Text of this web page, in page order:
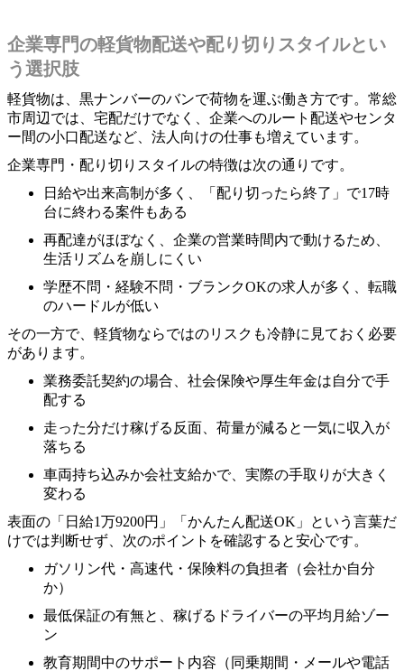
企業専門の軽貨物配送や配り切りスタイルとい
う選択肢
軽貨物は、黒ナンバーのバンで荷物を運ぶ働き方です。常総
市周辺では、宅配だけでなく、企業へのルート配送やセンタ
ー間の小口配送など、法人向けの仕事も増えています。
企業専門・配り切りスタイルの特徴は次の通りです。
日給や出来高制が多く、「配り切ったら終了」で17時
台に終わる案件もある
再配達がほぼなく、企業の営業時間内で動けるため、
生活リズムを崩しにくい
学歴不問・経験不問・ブランクOKの求人が多く、転職
のハードルが低い
その一方で、軽貨物ならではのリスクも冷静に見ておく必要
があります。
業務委託契約の場合、社会保険や厚生年金は自分で手
配する
走った分だけ稼げる反面、荷量が減ると一気に収入が
落ちる
車両持ち込みか会社支給かで、実際の手取りが大きく
変わる
表面の「日給1万9200円」「かんたん配送OK」という言葉だ
けでは判断せず、次のポイントを確認すると安心です。
ガソリン代・高速代・保険料の負担者（会社か自分
か）
最低保証の有無と、稼げるドライバーの平均月給ゾー
ン
教育期間中のサポート内容（同乗期間・メールや電話